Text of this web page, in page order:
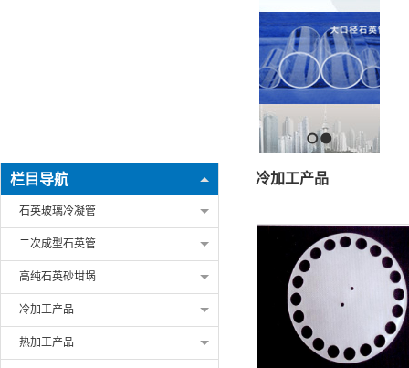
1 2
栏目导航
石英玻璃冷凝管
二次成型石英管
高纯石英砂坩埚
冷加工产品
热加工产品
冷加工产品